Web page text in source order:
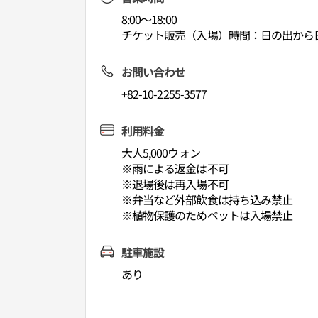
8:00～18:00
チケット販売（入場）時間：日の出から
お問い合わせ
+82-10-2255-3577
利用料金
大人5,000ウォン
※雨による返金は不可
※退場後は再入場不可
※弁当など外部飲食は持ち込み禁止
※植物保護のためペットは入場禁止
駐車施設
あり